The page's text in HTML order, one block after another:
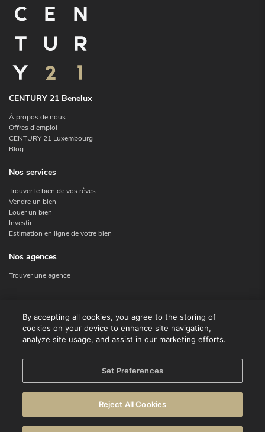
CENTURY 21 Benelux
À propos de nous
Offres d'emploi
CENTURY 21 Luxembourg
Blog
Nos services
Trouver le bien de vos rêves
Vendre un bien
Louer un bien
Investir
Estimation en ligne de votre bien
Nos agences
Trouver une agence
Contact
Facebook
By accepting all cookies, you agree to the storing of
cookies on your device to enhance site navigation,
analyze site usage, and assist in our marketing efforts.
Set Preferences
Reject All Cookies